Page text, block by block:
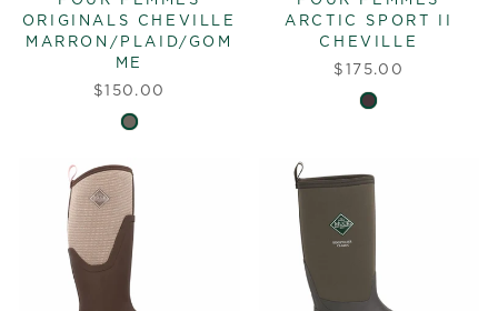
ORIGINALS CHEVILLE
MARRON/PLAID/GOM
ME
$150.00
ARCTIC SPORT II
CHEVILLE
$175.00